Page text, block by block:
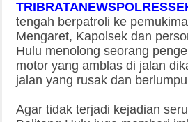
tengah berpatroli ke
Mengaret, Kapolsek dan
Hulu menolong seorang
motor yang amblas di jalan
jalan yang rusak dan
Agar tidak terjadi kejadian